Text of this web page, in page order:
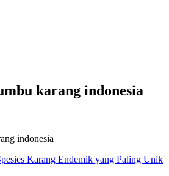
karang indonesia
indonesia